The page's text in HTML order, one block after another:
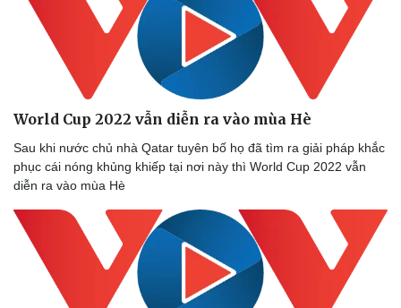
World Cup 2022 vẫn diễn ra vào mùa Hè
Sau khi nước chủ nhà Qatar tuyên bố họ đã tìm ra giải pháp khắc
phục cái nóng khủng khiếp tại nơi này thì World Cup 2022 vẫn
diễn ra vào mùa Hè